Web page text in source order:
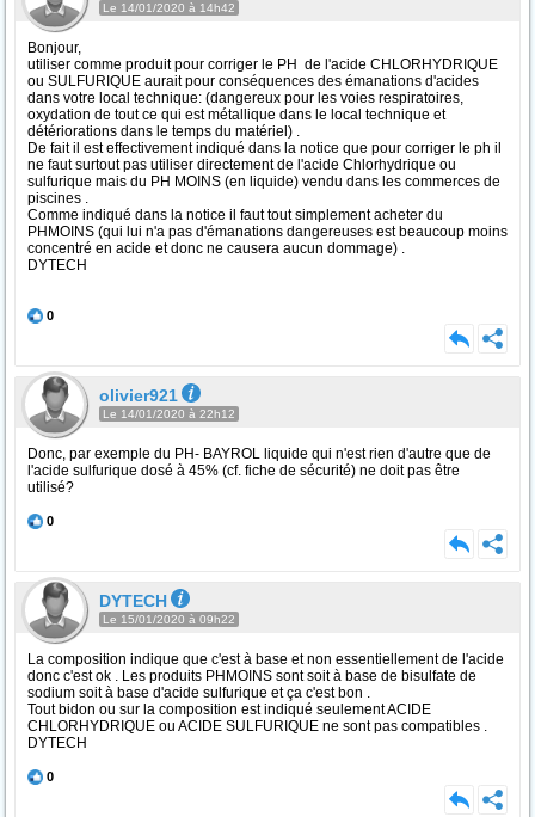
Le 14/01/2020 à 14h42
Bonjour,
utiliser comme produit pour corriger le PH de l'acide CHLORHYDRIQUE
ou SULFURIQUE aurait pour conséquences des émanations d'acides
dans votre local technique: (dangereux pour les voies respiratoires,
oxydation de tout ce qui est métallique dans le local technique et
détériorations dans le temps du matériel) .
De fait il est effectivement indiqué dans la notice que pour corriger le ph il
ne faut surtout pas utiliser directement de l'acide Chlorhydrique ou
sulfurique mais du PH MOINS (en liquide) vendu dans les commerces de
piscines .
Comme indiqué dans la notice il faut tout simplement acheter du
PHMOINS (qui lui n'a pas d'émanations dangereuses est beaucoup moins
concentré en acide et donc ne causera aucun dommage) .
DYTECH
0
olivier921
Le 14/01/2020 à 22h12
Donc, par exemple du PH- BAYROL liquide qui n'est rien d'autre que de
l'acide sulfurique dosé à 45% (cf. fiche de sécurité) ne doit pas être
utilisé?
0
DYTECH
Le 15/01/2020 à 09h22
La composition indique que c'est à base et non essentiellement de l'acide
donc c'est ok . Les produits PHMOINS sont soit à base de bisulfate de
sodium soit à base d'acide sulfurique et ça c'est bon .
Tout bidon ou sur la composition est indiqué seulement ACIDE
CHLORHYDRIQUE ou ACIDE SULFURIQUE ne sont pas compatibles .
DYTECH
0